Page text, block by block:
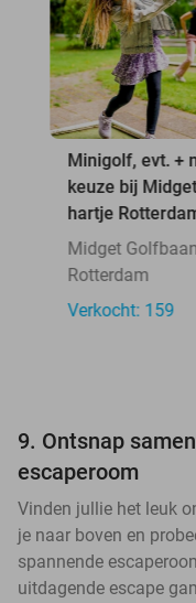
Minigolf, evt. +
keuze bij
hartje
Midget
Rotterdam
Verkocht: 159
9. Ontsnap
escaperoom
Vinden jullie het leuk
je naar boven en
spannende
uitdagende escape